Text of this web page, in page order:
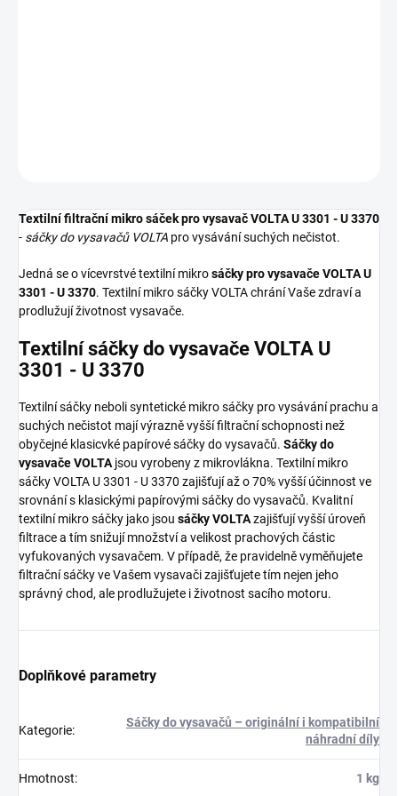
Textilní filtrační mikro sáček pro vysavač VOLTA U 3301 - U 3370
- sáčky do vysavačů VOLTA pro vysávání suchých nečistot.
Jedná se o vícevrstvé textilní mikrosáčky pro vysavače VOLTA U
3301 - U 3370. Textilní mikro sáčky VOLTA chrání Vaše zdraví a
prodlužují životnost vysavače.
Textilní sáčky do vysavače VOLTA U
3301 - U 3370
Textilní sáčky neboli syntetické mikro sáčky pro vysávání prachu a
suchých nečistot mají výrazně vyšší filtrační schopnosti než
obyčejné klasicvké papírové sáčky do vysavačů. Sáčky do
vysavače VOLTA jsou vyrobeny z mikrovlákna. Textilní mikro
sáčky VOLTA U 3301 - U 3370 zajišťují až o 70% vyšší účinnost ve
srovnání s klasickými papírovými sáčky do vysavačů. Kvalitní
textilní mikro sáčky jako jsou sáčky VOLTAzajišťují vyšší úroveň
filtrace a tím snižují množství a velikost prachových částic
vyfukovaných vysavačem. V případě, že pravidelně vyměňujete
filtrační sáčky ve Vašem vysavači zajišťujete tím nejen jeho
správný chod, ale prodlužujete i životnost sacího motoru.
Doplňkové parametry
Kategorie:
Sáčky do vysavačů – originální i kompatibilní
náhradní díly
Hmotnost: 1 kg